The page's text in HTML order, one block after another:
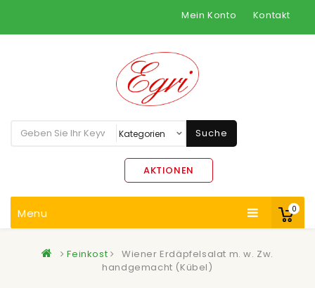
Mein Konto Kontakt
0
Suche
AKTIONEN
Menu
Feinkost
Wiener Erdäpfelsalat m. w. Zw.
handgemacht (Kübel)